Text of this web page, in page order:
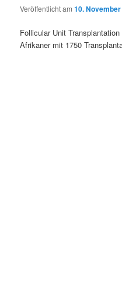
Veröffentlicht am10. November
Follicular Unit
Afrikaner mit 1750